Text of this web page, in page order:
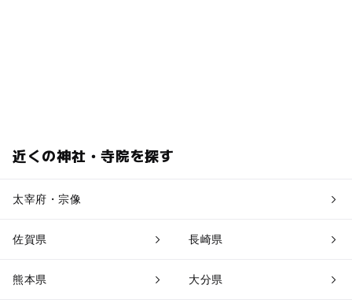
近くの神社・寺院を探す
太宰府・宗像
佐賀県 長崎県
熊本県 大分県